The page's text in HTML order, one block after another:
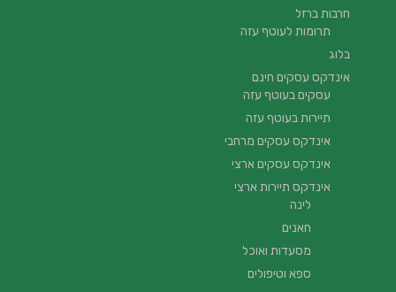
חרבות ברזל
תרומות לעוטף עזה
בלוג
אינדקס עסקים חינם
עסקים בעוטף עזה
תיירות בעוטף עזה
אינדקס עסקים מרחבי
אינדקס עסקים ארצי
אינדקס תיירות ארצי
לינה
חאנים
מסעדות ואוכל
ספא וטיפולים